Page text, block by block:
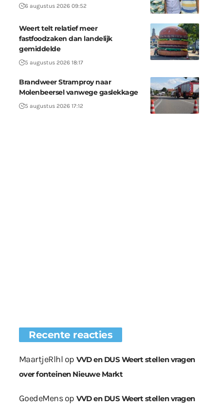
6 augustus 2026 09:52
Weert telt relatief meer
fastfoodzaken dan landelijk
gemiddelde
5 augustus 2026 18:17
Brandweer Stramproy naar
Molenbeersel vanwege gaslekkage
5 augustus 2026 17:12
Recente reacties
MaartjeRlhl op VVD en DUS Weert stellen vragen
over fonteinen Nieuwe Markt
GoedeMensop VVD en DUS Weert stellen vragen